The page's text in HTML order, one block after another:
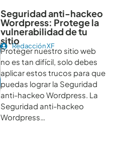
Seguridad anti-hackeo
Wordpress: Protege la
vulnerabilidad de tu
sitioRedacción XF
Proteger nuestro sitio web
no es tan difícil, solo debes
aplicar estos trucos para que
puedas lograr la Seguridad
anti-hackeo Wordpress. La
Seguridad anti-hackeo
Wordpress…